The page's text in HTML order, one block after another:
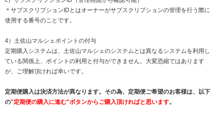
＊サブスクリプションIDとはオーナーがサブスクリプションの管理を行う際に
使用する番号のことです。
4）土佐山マルシェポイントの付与
定期購入システムは、土佐山マルシェのシステムとは異なるシステムを利用し
ている関係上、ポイントの利用と付与ができません。大変恐縮ではあります
が、ご理解頂ければ幸いです。
定期便購入は決済方法が異なります。その為、定期便ご希望のお客様は、以下
の"定期便の購入に進む"ボタンからご購入頂ければと思います。